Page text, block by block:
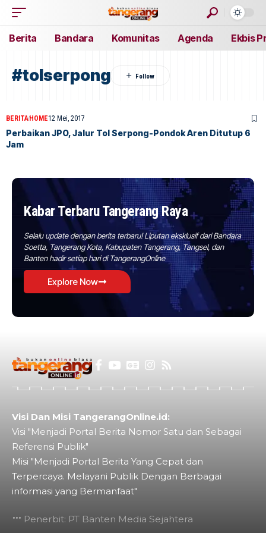
Berita Bandara Komunitas Agenda Ekbis
#tolserpong
BERITAHOME12 Mei, 2017
Perbaikan JPO, Jalur Tol Serpong-Pondok Aren Ditutup 6
Jam
Kabar Terbaru Tangerang Raya
Selalu update dengan berita terbaru! Liputan eksklusif dari Bandara
Soetta, Tangerang Kota, Kabupaten Tangerang, Tangsel, dan
Banten hadir setiap hari di TangerangOnline
Explore Now
Visi Dan Misi TangerangOnline.id:
Visi "Menjadi Portal Berita Nomor Satu dan Sebagai
Referensi Publik"
Misi "Menjadi Portal Berita Yang Cepat dan
Terpercaya. Melayani Publik Dengan Berbagai
informasi yang Bermanfaat"
Penerbit: PT Banten Media Sejahtera